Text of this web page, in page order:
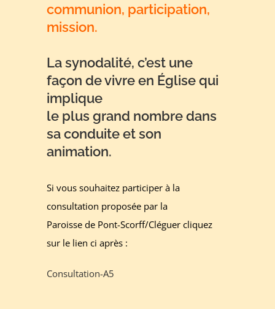
communion, participation,
mission.
La synodalité, c’est une
façon de vivre en Église qui
implique
le plus grand nombre dans
sa conduite et son
animation.
Si vous souhaitez participer à la
consultation proposée par la
Paroisse de Pont-Scorff/Cléguer cliquez
sur le lien ci après :
Consultation-A5